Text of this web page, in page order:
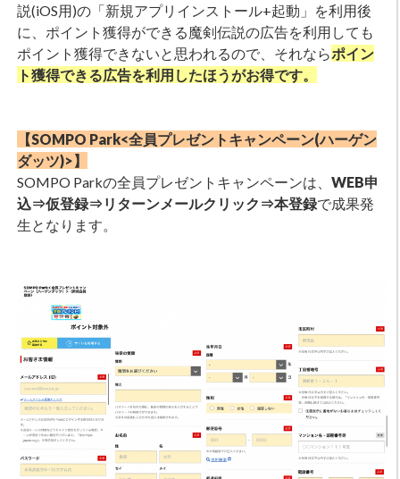
説(iOS用)の「新規アプリインストール+起動」を利用後
に、ポイント獲得ができる魔剣伝説の広告を利用しても
ポイント獲得できないと思われるので、それならポイン
ト獲得できる広告を利用したほうがお得です。
【SOMPO Park<全員プレゼントキャンペーン(ハーゲン
ダッツ)>】
SOMPO Parkの全員プレゼントキャンペーンは、 WEB申
込⇒仮登録⇒リターンメールクリック⇒本登録で成果発
生となります。